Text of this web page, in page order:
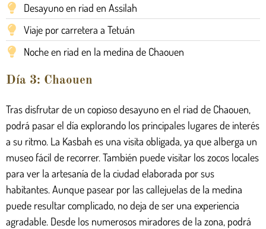
Desayuno en riad en Assilah
Viaje por carretera a Tetuán
Noche en riad en la medina de Chaouen
Día 3: Chaouen
Tras disfrutar de un copioso desayuno en el riad de Chaouen,
podrá pasar el día explorando los principales lugares de interés
a su ritmo. La Kasbah es una visita obligada, ya que alberga un
museo fácil de recorrer. También puede visitar los zocos locales
para ver la artesanía de la ciudad elaborada por sus
habitantes. Aunque pasear por las callejuelas de la medina
puede resultar complicado, no deja de ser una experiencia
agradable. Desde los numerosos miradores de la zona, podrá